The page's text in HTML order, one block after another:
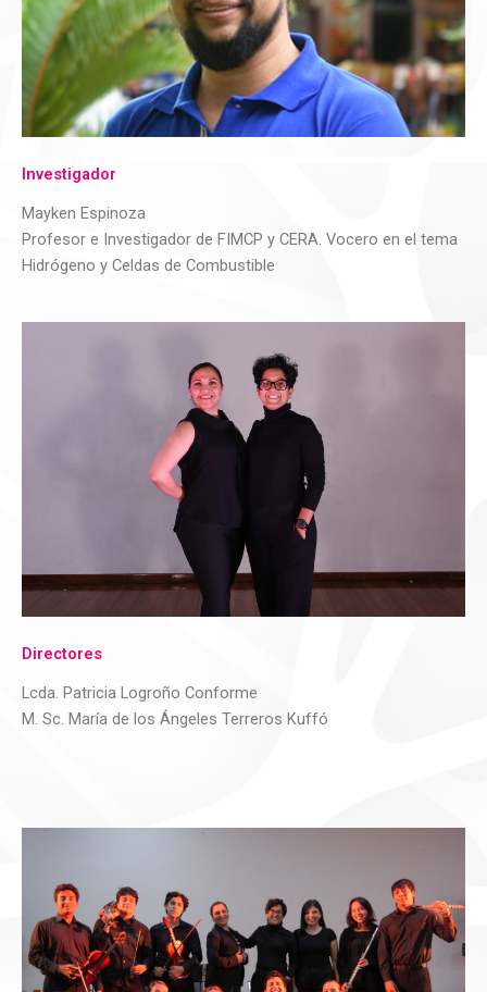
Investigador
Mayken Espinoza
Profesor e Investigador de FIMCP y CERA. Vocero en el tema
Hidrógeno y Celdas de Combustible
Directores
Lcda. Patricia Logroño Conforme
M. Sc. María de los Ángeles Terreros Kuffó